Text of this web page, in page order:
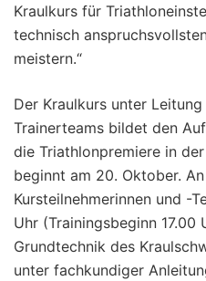
Kraulkurs für
technisch
meistern.“
Der Kraulkurs unter
Trainerteams bildet den
die Triathlonpremiere in
beginnt am 20. Oktober.
Kursteilnehmerinnen und -
Uhr (Trainingsbeginn 17.00
Grundtechnik des
unter fachkundiger